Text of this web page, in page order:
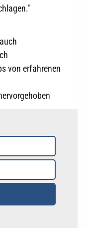
von erfahrenen